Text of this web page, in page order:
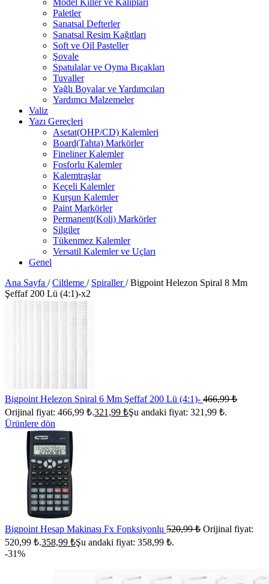
Model Killer ve Kalıpları
Paletler
Sanatsal Defterler
Sanatsal Resim Kağıtları
Soft ve Oil Pasteller
Şovale
Spatulalar ve Oyma Bıçakları
Tuvaller
Yağlı Boyalar ve Yardımcıları
Yardımcı Malzemeler
Valiz
Yazı Gereçleri
Asetat(OHP/CD) Kalemleri
Board(Tahta) Markörler
Fineliner Kalemler
Fosforlu Kalemler
Kalemtraşlar
Keçeli Kalemler
Kurşun Kalemler
Paint Markörler
Permanent(Koli) Markörler
Silgiler
Tükenmez Kalemler
Versatil Kalemler ve Uçları
Genel
Ana Sayfa / Ciltleme / Spiraller/ Bigpoint Helezon Spiral 8 Mm
Şeffaf 200 Lü (4:1)-x2
Bigpoint Helezon Spiral 6 Mm Şeffaf 200 Lü (4:1)- 466,99₺
Orijinal fiyat: 466,99 ₺.321,99 ₺Şu andaki fiyat: 321,99 ₺.
Ürünlere dön
Bigpoint Hesap Makinası Fx Fonksiyonlu 520,99₺ Orijinal fiyat:
520,99 ₺.358,99 ₺Şu andaki fiyat: 358,99 ₺.
-31%